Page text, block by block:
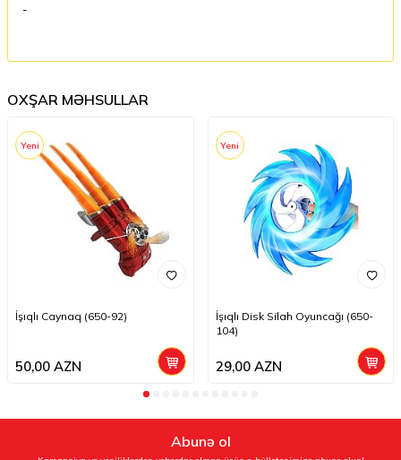
-
OXŞAR MƏHSULLAR
Yeni
İşıqlı Caynaq (650-92)
50,00 AZN
Yeni
İşıqlı Disk Silah Oyuncağı (650-
104)
29,00AZN
Abunə ol